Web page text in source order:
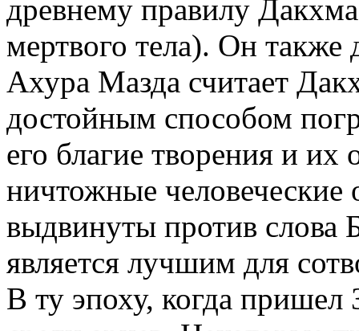
древнему правилу
мертвого тела). Он также
Ахура Мазда считает
достойным способом
его благие творения и их
ничтожные человеческие
выдвинуты против слова
является лучшим для
В ту эпоху, когда пришел